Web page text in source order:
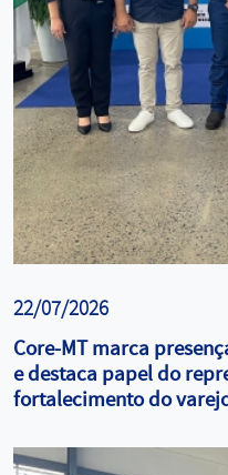
22/07/2026
Core-MT marca
e destaca papel do
fortalecimento do